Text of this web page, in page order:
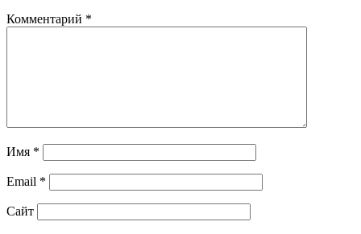
Комментарий *
Имя *
Email *
Сайт